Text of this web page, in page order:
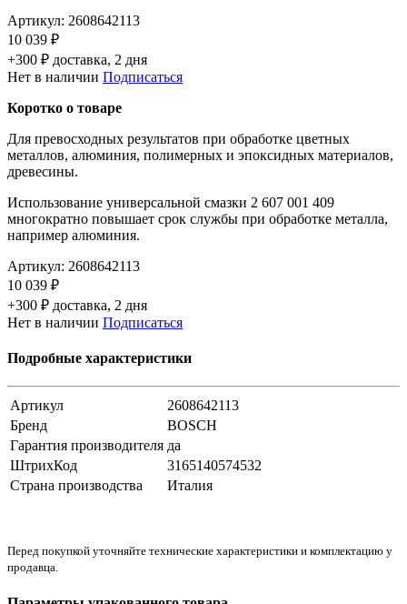
Артикул: 2608642113
10 039 ₽
+300 ₽ доставка, 2 дня
Нет в наличии Подписаться
Коротко о товаре
Для превосходных результатов при обработке цветных
металлов, алюминия, полимерных и эпоксидных материалов,
древесины.
Использование универсальной смазки 2 607 001 409
многократно повышает срок службы при обработке металла,
например алюминия.
Артикул: 2608642113
10 039 ₽
+300 ₽ доставка, 2 дня
Нет в наличии Подписаться
Подробные характеристики
Артикул
2608642113
Бренд
BOSCH
Гарантия производителя да
ШтрихКод
3165140574532
Страна производства
Италия
Перед покупкой уточняйте технические характеристики и комплектацию у
продавца.